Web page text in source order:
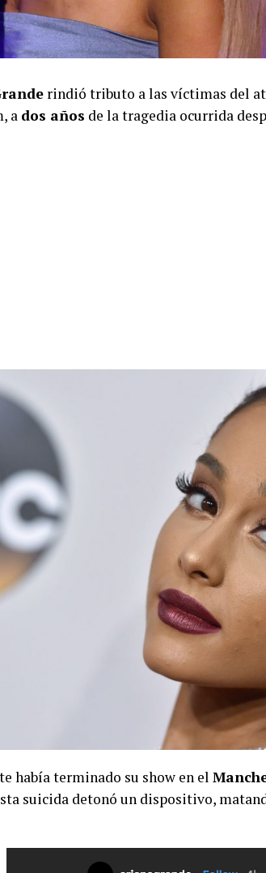
rindió tributo a las víctimas del
a dos años de la tragedia ocurrida
había terminado su show en el
suicida detonó un dispositivo,